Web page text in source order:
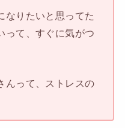
なりたいと思ってた
って、すぐに気がつ
んって、ストレスの